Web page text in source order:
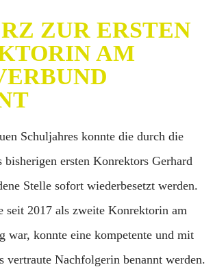
ZUR ERSTEN
AM
Schuljahres konnte die durch die
bisherigen ersten Konrektors Gerhard
Stelle sofort wiederbesetzt werden.
2017 als zweite Konrektorin am
war, konnte eine kompetente und mit
vertraute Nachfolgerin benannt werden.